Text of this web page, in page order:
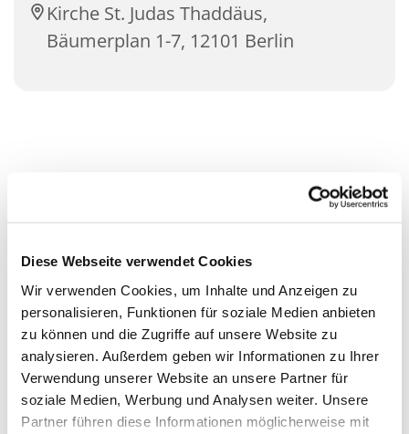
Diese Webseite verwendet Cookies
Wir verwenden Cookies, um Inhalte und Anzeigen zu
personalisieren, Funktionen für soziale Medien anbieten
zu können und die Zugriffe auf unsere Website zu
analysieren. Außerdem geben wir Informationen zu Ihrer
Verwendung unserer Website an unsere Partner für
soziale Medien, Werbung und Analysen weiter. Unsere
Partner führen diese Informationen möglicherweise mit
Kirche St. Judas Thaddäus,
Bäumerplan 1-7, 12101 Berlin